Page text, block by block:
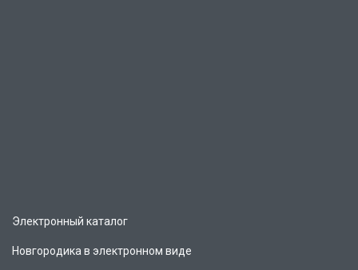
Электронный каталог
Новгородика в электронном виде